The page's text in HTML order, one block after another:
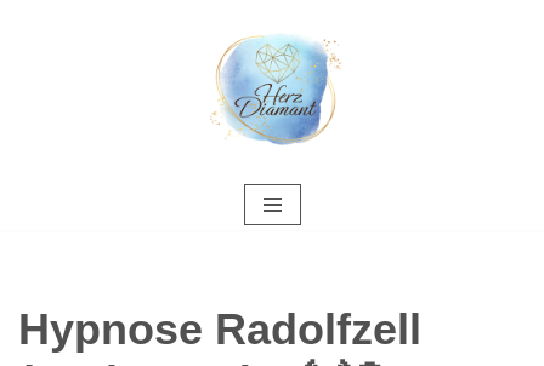
Hypnose Radolfzell